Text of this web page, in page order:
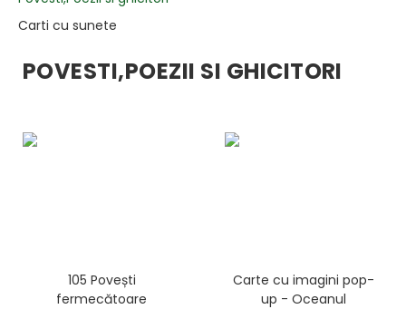
Carti cu sunete
POVESTI,POEZII SI GHICITORI
105 Povești
fermecătoare
Carte cu imagini pop-
up - Oceanul